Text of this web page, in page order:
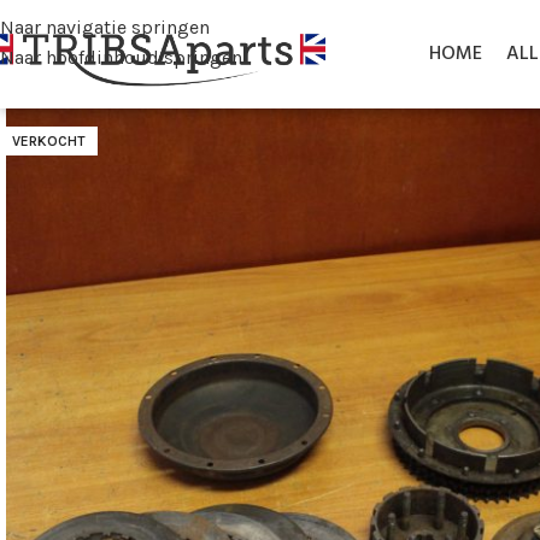
Naar navigatie springen
Naar hoofdinhoud springen
HOME
VERKOCHT